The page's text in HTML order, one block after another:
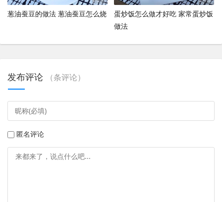
葱油蚕豆的做法 葱油蚕豆怎么烧
蛋炒饭怎么做才好吃 家常蛋炒饭
做法
发布评论 （条评论）
匿名评论